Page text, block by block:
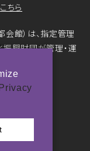
こちら
館）は、指定管理
興財団が管理・運
reserved.
川靖史
Privacy